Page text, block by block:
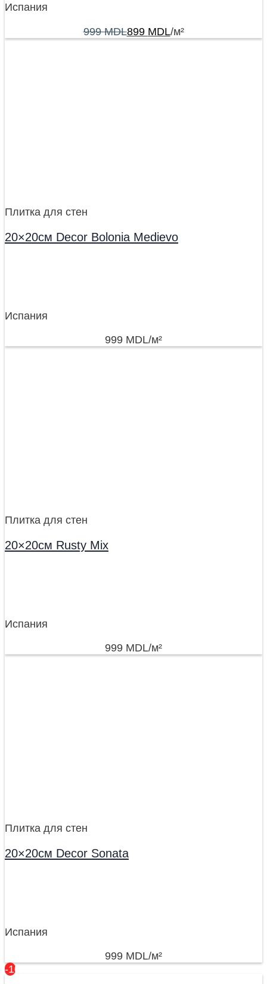
Испания
999MDL899 MDL/м²
Плитка для стен
20×20см Decor Bolonia Medievo
Испания
999 MDL/м²
Плитка для стен
20×20см Rusty Mix
Испания
999 MDL/м²
Плитка для стен
20×20см Decor Sonata
Испания
999 MDL/м²
-10%